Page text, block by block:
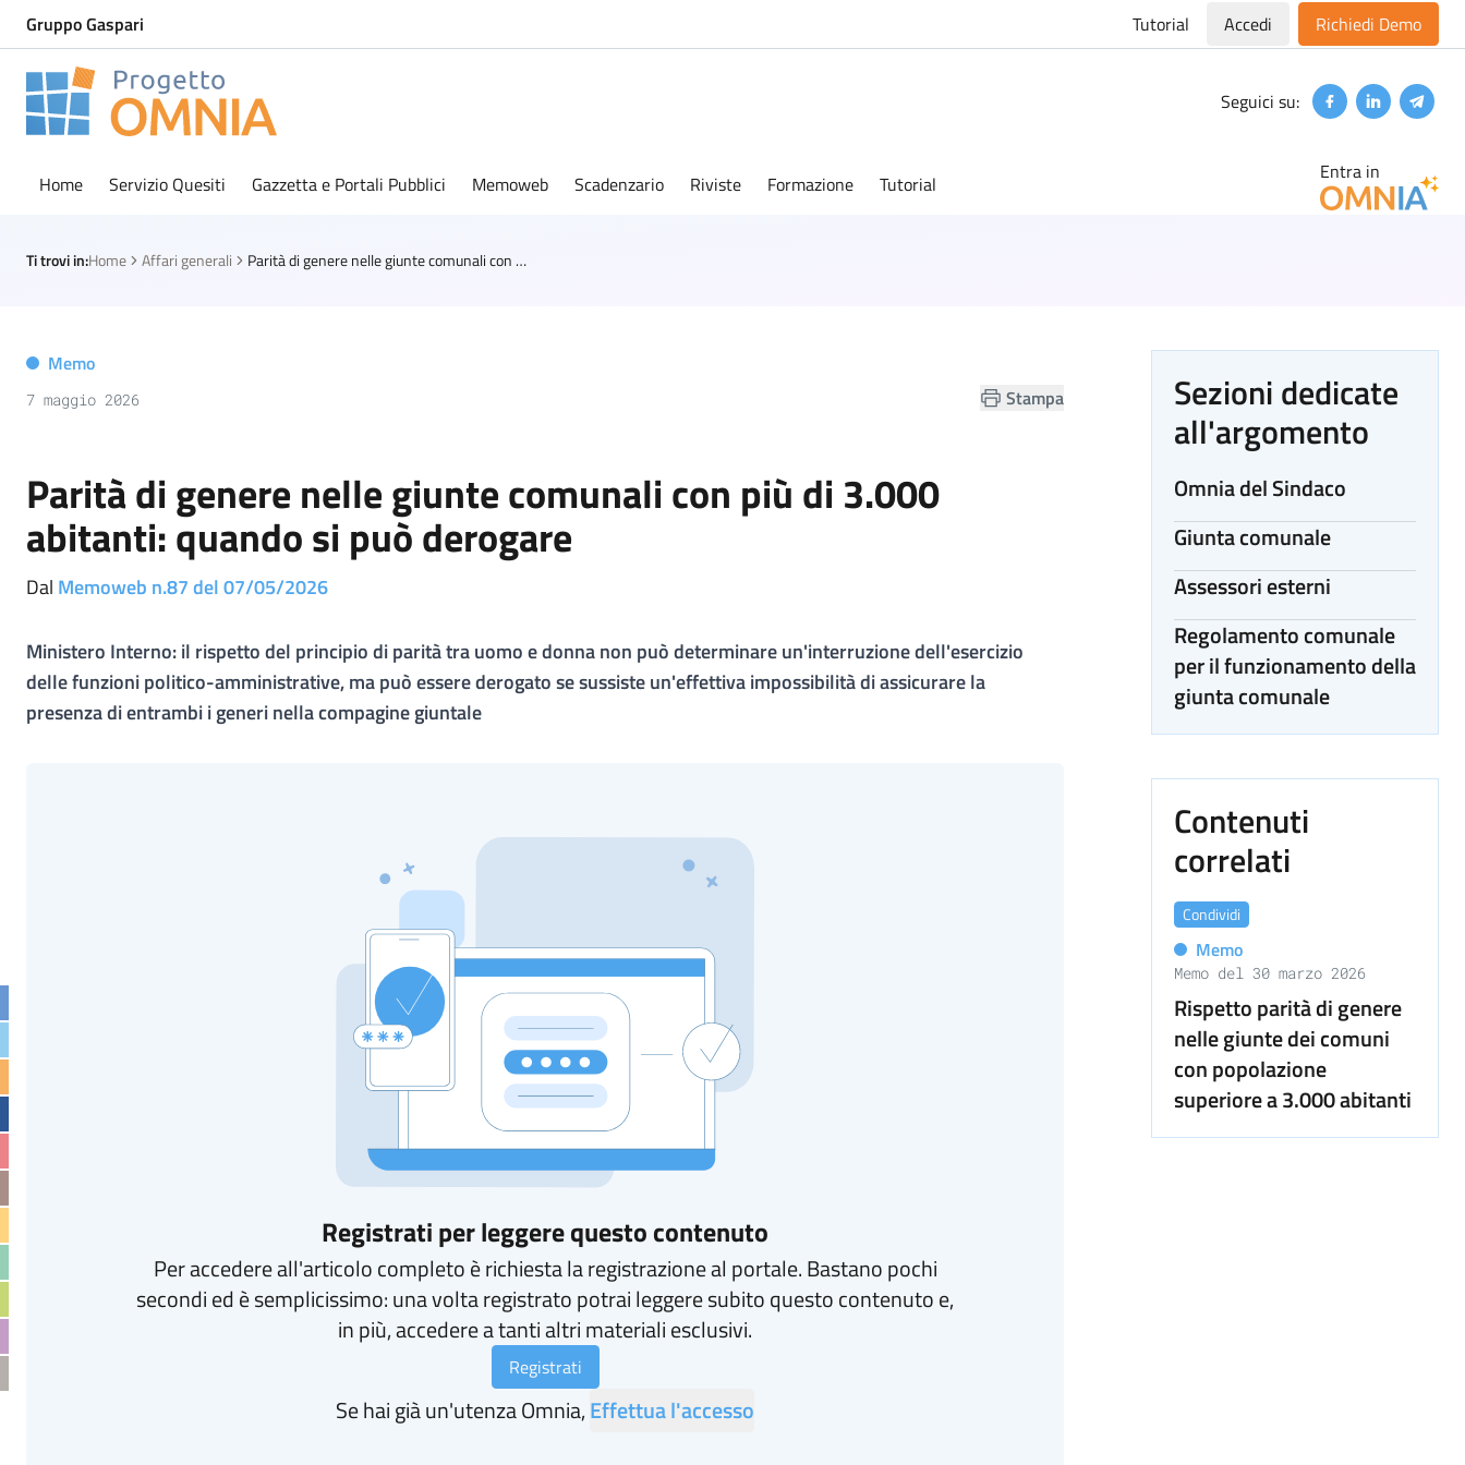
Gruppo Gaspari Tutorial Accedi Richiedi Demo
Progetto Omnia
Seguici su: FacebookLinkedin
Home Servizio Quesiti Gazzetta e Portali Pubblici Memoweb Scadenzario Riviste Formazione Tutorial Entra in
Ti trovi in:Home Affari generali Parità di genere nelle giunte comunali con più di 3.000 abitanti: quando si può derogare
Memo
7 maggio 2026 Stampa
Parità di genere nelle giunte comunali con più di 3.000
abitanti: quando si può derogare
Dal Memoweb n.87 del 07/05/2026
Ministero Interno: il rispetto del principio di parità tra uomo e donna non può determinare un'interruzione dell'esercizio
delle funzioni politico-amministrative, ma può essere derogato se sussiste un'effettiva impossibilità di assicurare la
presenza di entrambi i generi nella compagine giuntale
Registrati per leggere questo contenuto
Per accedere all'articolo completo è richiesta la registrazione al portale. Bastano pochi
secondi ed è semplicissimo: una volta registrato potrai leggere subito questo contenuto e,
in più, accedere a tanti altri materiali esclusivi.
Registrati
Se hai già un'utenza Omnia,Effettua l'accesso
Sezioni dedicate
all'argomento
Omnia del Sindaco
Giunta comunale
Assessori esterni
Regolamento comunale
per il funzionamento della
giunta comunale
Contenuti
correlati
Condividi
Memo
Memo del 30 marzo 2026
Rispetto parità di genere
nelle giunte dei comuni
con popolazione
superiore a 3.000 abitanti